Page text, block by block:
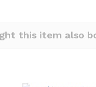
this item also